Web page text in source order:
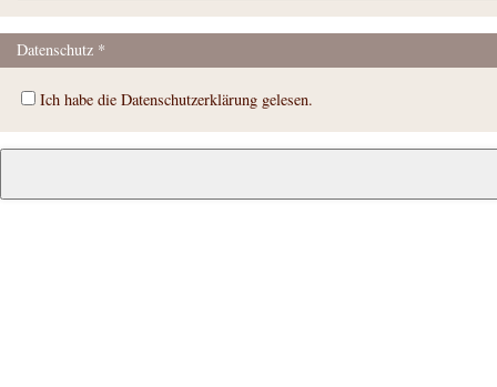
Datenschutz
Ich habe die Datenschutzerklärung gelesen.